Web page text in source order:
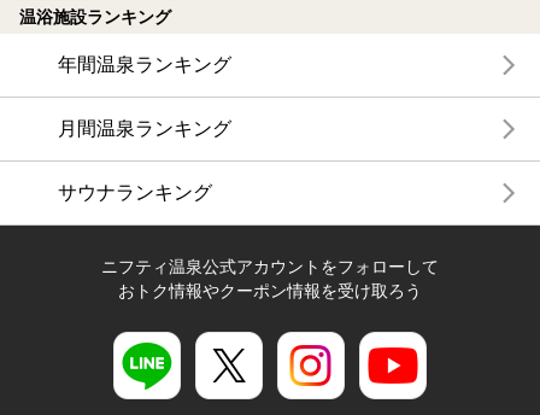
温浴施設ランキング
年間温泉ランキング
月間温泉ランキング
サウナランキング
ニフティ温泉公式アカウントをフォローして
おトク情報やクーポン情報を受け取ろう